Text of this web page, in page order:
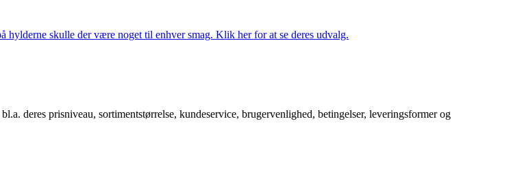
skulle der være noget til enhver smag. Klik her for at se deres udvalg.
deres prisniveau, sortimentstørrelse, kundeservice, brugervenlighed, betingelser, leveringsformer og